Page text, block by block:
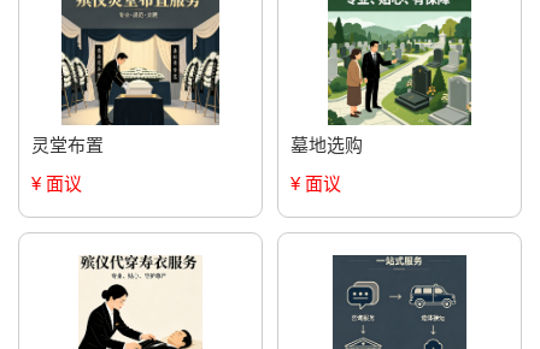
灵堂布置
¥ 面议
墓地选购
¥ 面议